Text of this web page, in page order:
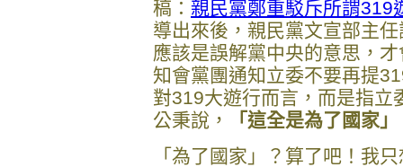
稿： 親民黨鄭重駁斥所謂319
導出來後，親民黨文宣部主
應該是誤解黨中央的意思，
知會黨團通知立委不要再提
對319大遊行而言，而是指
公秉說，
「這全是為了國家
「為了國家」？算了吧！我